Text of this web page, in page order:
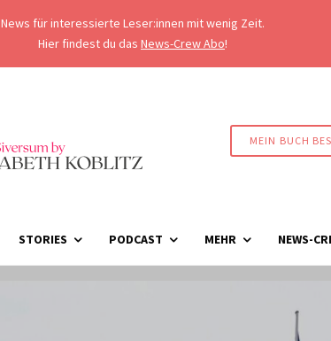
News für interessierte Leser:innen mit wenig Zeit.
Hier findest du das News-Crew Abo!
MEIN BUCH
STORIES PODCAST MEHR NEWS-